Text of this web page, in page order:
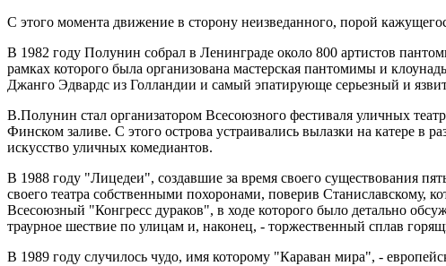
С этого момента движение в сторону неизведанного, порой
В 1982 году Полунин собрал в Ленинграде около 800 артистов
рамках которого была организована мастерская пантомимы и
Джанго Эдвардс из Голландии и самый эпатирующе серьезный и
В.Полунин стал организатором Всесоюзного фестиваля уличных
Финском заливе. С этого острова устраивались вылазки на катере в
искусство уличных комедиантов.
В 1988 году "Лицедеи", создавшие за время своего существования
своего театра собственными похоронами, поверив Станиславскому,
Всесоюзный "Конгресс дураков", в ходе которого было детально
траурное шествие по улицам и, наконец, - торжественный сплав
В 1989 году случилось чудо, имя которому "Караван мира", -